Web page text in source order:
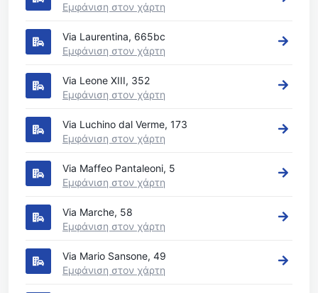
Εμφάνιση στον χάρτη
Via Laurentina, 665bc
Εμφάνιση στον χάρτη
Via Leone XIII, 352
Εμφάνιση στον χάρτη
Via Luchino dal Verme, 173
Εμφάνιση στον χάρτη
Via Maffeo Pantaleoni, 5
Εμφάνιση στον χάρτη
Via Marche, 58
Εμφάνιση στον χάρτη
Via Mario Sansone, 49
Εμφάνιση στον χάρτη